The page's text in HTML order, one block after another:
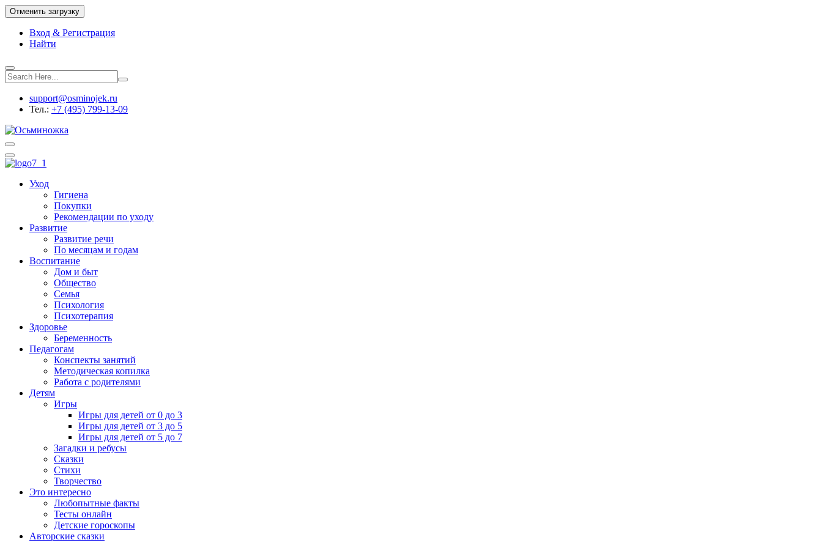
Отменить загрузку
Вход & Регистрация
Найти
support@osminojek.ru
Тел.: +7 (495) 799-13-09
Уход
Гигиена
Покупки
Рекомендации по уходу
Развитие
Развитие речи
По месяцам и годам
Воспитание
Дом и быт
Общество
Семья
Психология
Психотерапия
Здоровье
Беременность
Педагогам
Конспекты занятий
Методическая копилка
Работа с родителями
Детям
Игры
Игры для детей от 0 до 3
Игры для детей от 3 до 5
Игры для детей от 5 до 7
Загадки и ребусы
Сказки
Стихи
Творчество
Это интересно
Любопытные факты
Тесты онлайн
Детские гороскопы
Авторские сказки